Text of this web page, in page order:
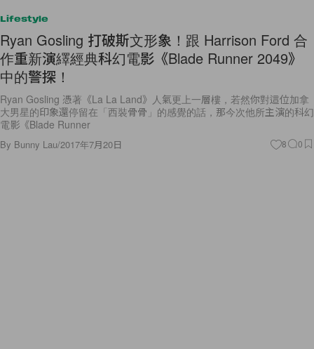
Lifestyle
Ryan Gosling 打破斯文形象！跟 Harrison Ford 合
作重新演繹經典科幻電影《Blade Runner 2049》
中的警探！
Ryan Gosling 憑著《La La Land》人氣更上一層樓，若然你對這位加拿
大男星的印象還停留在「西裝骨骨」的感覺的話，那今次他所主演的科幻
電影《Blade Runner
By Bunny Lau/2017年7月20日 8 0